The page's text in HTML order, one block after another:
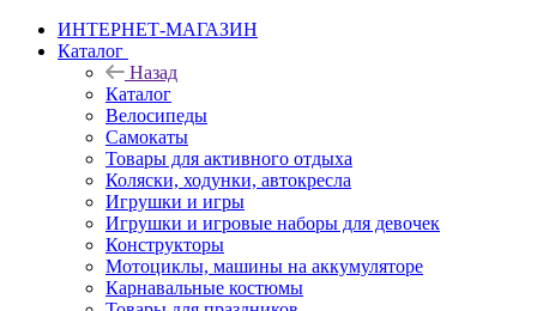
ИНТЕРНЕТ-МАГАЗИН
Каталог
Назад
Каталог
Велосипеды
Самокаты
Товары для активного отдыха
Коляски, ходунки, автокресла
Игрушки и игры
Игрушки и игровые наборы для девочек
Конструкторы
Мотоциклы, машины на аккумуляторе
Карнавальные костюмы